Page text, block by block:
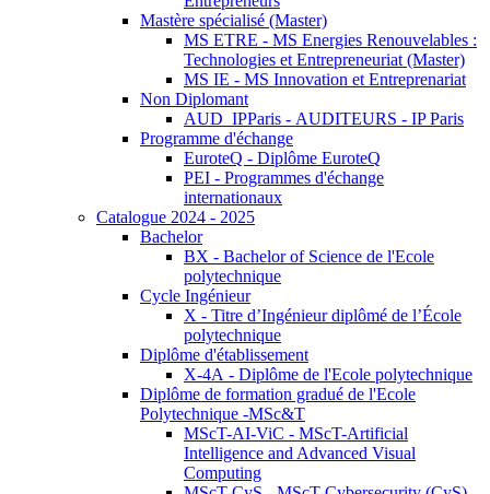
Mastère spécialisé (Master)
MS ETRE - MS Energies Renouvelables :
Technologies et Entrepreneuriat (Master)
MS IE - MS Innovation et Entreprenariat
Non Diplomant
AUD_IPParis - AUDITEURS - IP Paris
Programme d'échange
EuroteQ - Diplôme EuroteQ
PEI - Programmes d'échange
internationaux
Catalogue 2024 - 2025
Bachelor
BX - Bachelor of Science de l'Ecole
polytechnique
Cycle Ingénieur
X - Titre d’Ingénieur diplômé de l’École
polytechnique
Diplôme d'établissement
X-4A - Diplôme de l'Ecole polytechnique
Diplôme de formation gradué de l'Ecole
Polytechnique -MSc&T
MScT-AI-ViC - MScT-Artificial
Intelligence and Advanced Visual
Computing